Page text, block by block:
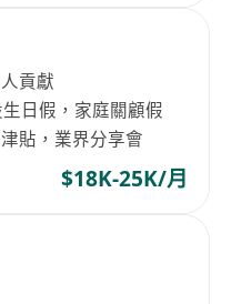
貢獻
日假，家庭關顧假
貼，業界分享會
$18K-25K/月